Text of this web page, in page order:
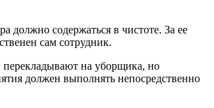
должно содержаться в чистоте. За ее
сам сотрудник.
перекладывают на уборщика, но
должен выполнять непосредственно